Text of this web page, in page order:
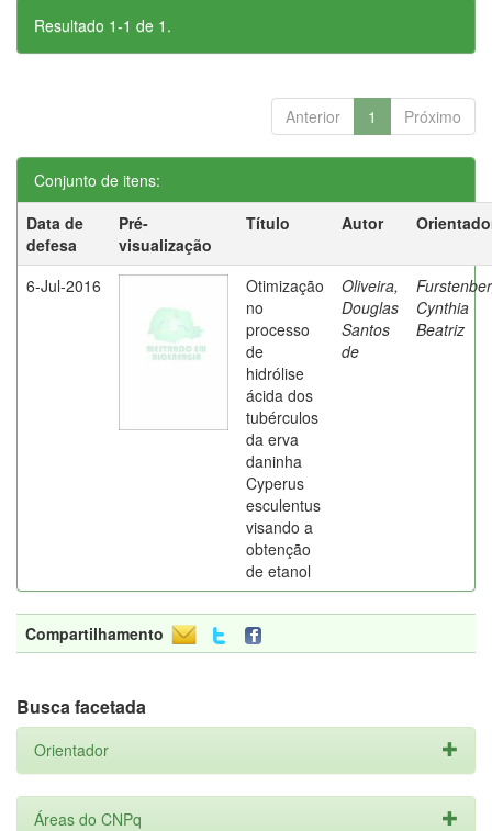
Resultado 1-1 de 1.
Anterior 1 Próximo
Conjunto de itens:
Data de
defesa
Pré-
visualização
Título Autor
6-Jul-2016
Otimização
no
processo
de
hidrólise
ácida dos
tubérculos
da erva
daninha
Cyperus
esculentus
visando a
obtenção
de etanol
Oliveira,
Douglas
Santos
de
Cynthia
Beatriz
Compartilhamento
Busca facetada
Orientador
Áreas do CNPq